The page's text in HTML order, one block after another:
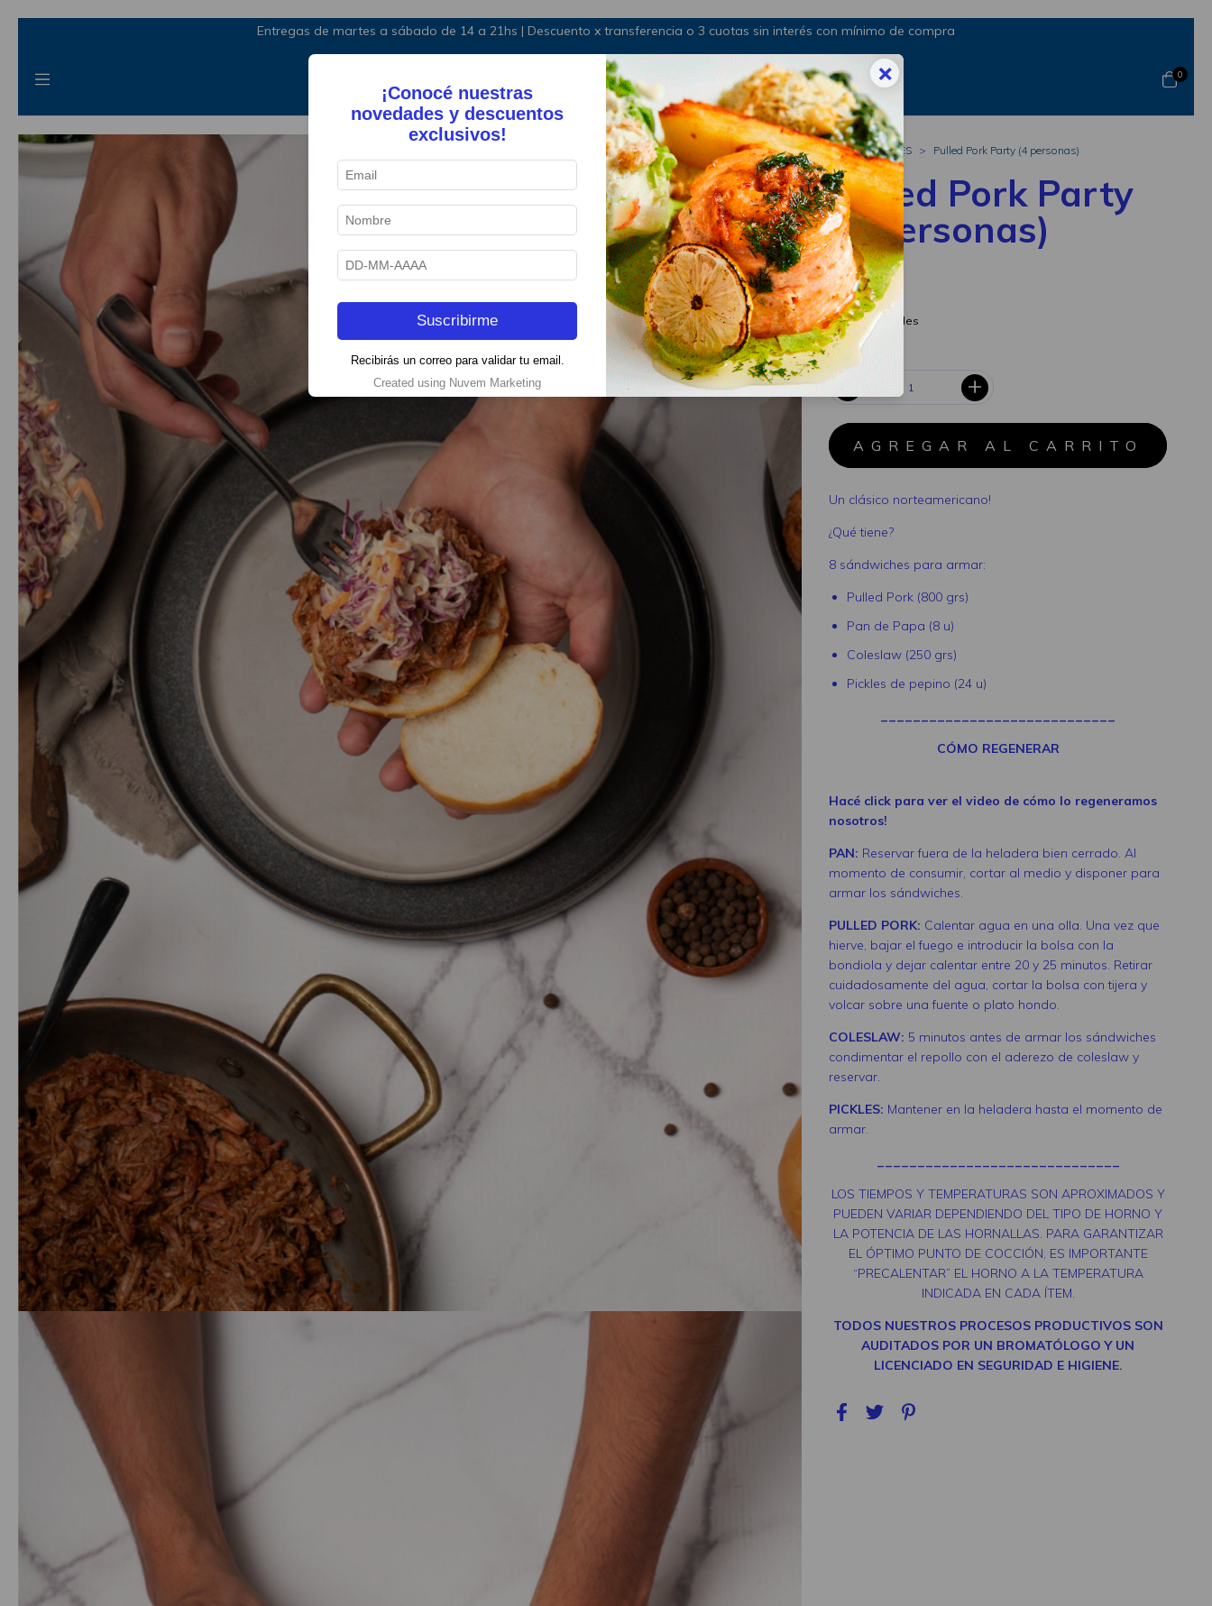
Entregas de martes a sábado de 14 a 21hs | Descuento x transferencia o 3 cuotas sin interés con mínimo de compra
0
Inicio > BOXES > Pulled Pork Party (4 personas)
Pulled Pork Party
(4 personas)
$71.500
Ver más detalles
CANTIDAD
Un clásico norteamericano!
¿Qué tiene?
8 sándwiches para armar:
Pulled Pork (800 grs)
Pan de Papa (8 u)
Coleslaw (250 grs)
Pickles de pepino (24 u)
CÓMO REGENERAR
Hacé click para ver el video de cómo lo regeneramos
nosotros!
PAN: Reservar fuera de la heladera bien cerrado. Al
momento de consumir, cortar al medio y disponer para
armar los sándwiches.
PULLED PORK: Calentar agua en una olla. Una vez que
hierve, bajar el fuego e introducir la bolsa con la
bondiola y dejar calentar entre 20 y 25 minutos. Retirar
cuidadosamente del agua, cortar la bolsa con tijera y
volcar sobre una fuente o plato hondo.
COLESLAW: 5 minutos antes de armar los sándwiches
condimentar el repollo con el aderezo de coleslaw y
reservar.
PICKLES: Mantener en la heladera hasta el momento de
armar.
LOS TIEMPOS Y TEMPERATURAS SON APROXIMADOS Y
PUEDEN VARIAR DEPENDIENDO DEL TIPO DE HORNO Y
LA POTENCIA DE LAS HORNALLAS. PARA GARANTIZAR
EL ÓPTIMO PUNTO DE COCCIÓN, ES IMPORTANTE
“PRECALENTAR” EL HORNO A LA TEMPERATURA
INDICADA EN CADA ÍTEM.
TODOS NUESTROS PROCESOS PRODUCTIVOS SON
AUDITADOS POR UN BROMATÓLOGO Y UN
LICENCIADO EN SEGURIDAD E HIGIENE.
×
¡Conocé nuestras
novedades y descuentos
exclusivos!
Suscribirme
Recibirás un correo para validar tu email.
Created using Nuvem Marketing